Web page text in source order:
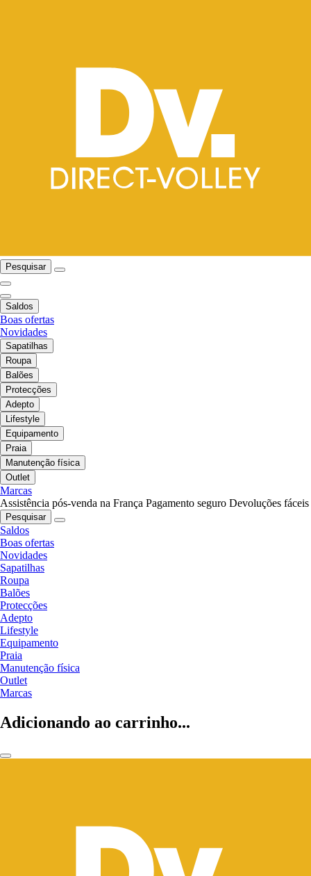
Pesquisar
Saldos
Boas ofertas
Novidades
Sapatilhas
Roupa
Balões
Protecções
Adepto
Lifestyle
Equipamento
Praia
Manutenção física
Outlet
Marcas
Assistência pós-venda na França Pagamento seguro Devoluções fáceis
Pesquisar
Saldos
Boas ofertas
Novidades
Sapatilhas
Roupa
Balões
Protecções
Adepto
Lifestyle
Equipamento
Praia
Manutenção física
Outlet
Marcas
Adicionando ao carrinho...